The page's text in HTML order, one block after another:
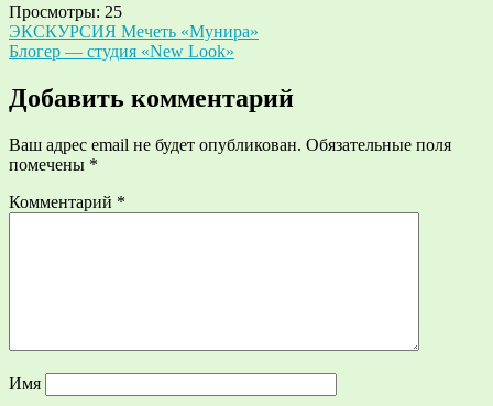
Просмотры: 25
Навигация
по
записям
ЭКСКУРСИЯ Мечеть «Мунира»
Блогер — студия «New Look»
Добавить комментарий
Ваш адрес email не будет опубликован. Обязательные поля
помечены *
Комментарий *
Имя